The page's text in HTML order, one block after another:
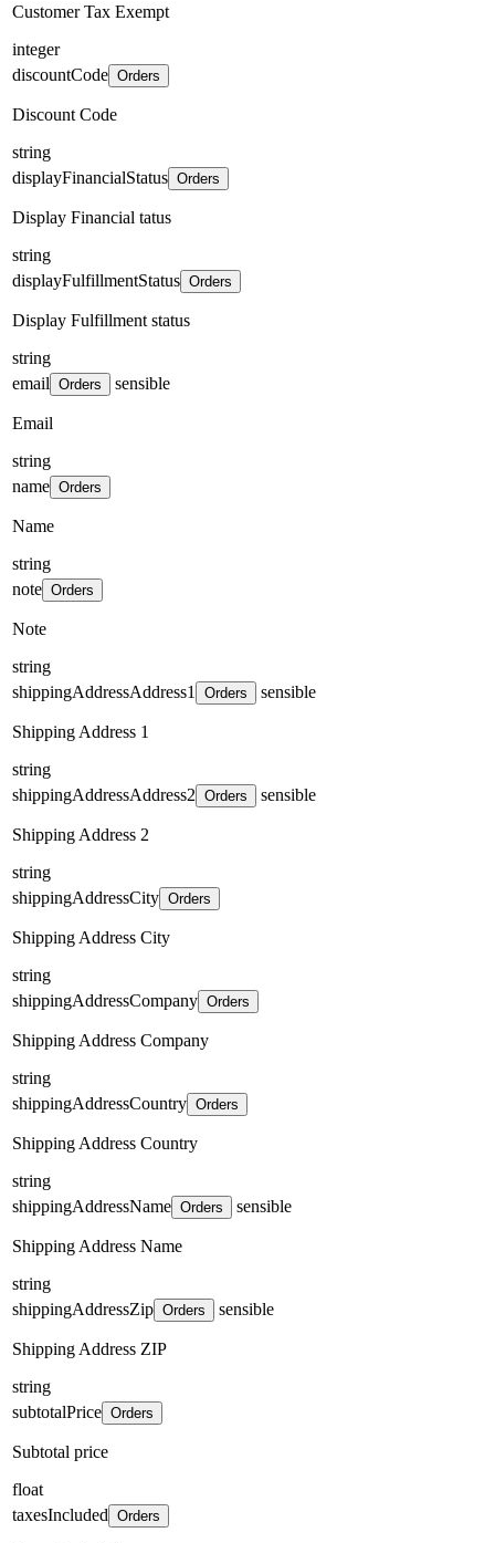
Customer Tax Exempt
integer
discountCode Orders
Discount Code
string
displayFinancialStatus Orders
Display Financial tatus
string
displayFulfillmentStatus Orders
Display Fulfillment status
string
email Orders sensible
Email
string
name Orders
Name
string
note Orders
Note
string
shippingAddressAddress1
Orders sensible
Shipping Address 1
string
shippingAddressAddress2 Orders sensible
Shipping Address 2
string
shippingAddressCity Orders
Shipping Address City
string
shippingAddressCompany Orders
Shipping Address Company
string
shippingAddressCountry Orders
Shipping Address Country
string
shippingAddressName Orders sensible
Shipping Address Name
string
shippingAddressZip Orders sensible
Shipping Address ZIP
string
subtotalPrice Orders
Subtotal price
float
taxesIncluded Orders